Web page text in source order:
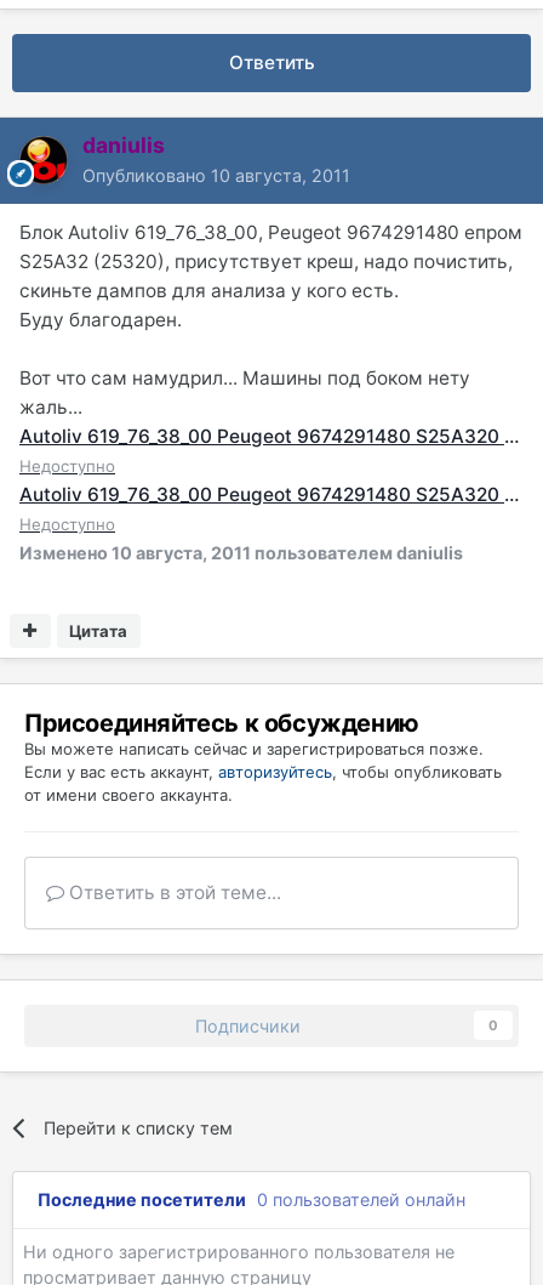
Ответить
daniulis
Опубликовано 10 августа, 2011
Блок Autoliv 619_76_38_00, Peugeot 9674291480 епром
S25А32 (25320), присутствует креш, надо почистить,
скиньте дампов для анализа у кого есть.
Буду благодарен.
Вот что сам намудрил... Машины под боком нету
жаль...
Autoliv 619_76_38_00 Peugeot 9674291480 S25A320 eprom crash ori.bin
Недоступно
Autoliv 619_76_38_00 Peugeot 9674291480 S25A320 eprom test.bin
Недоступно
Изменено 10 августа, 2011 пользователем daniulis
Цитата
Присоединяйтесь к обсуждению
Вы можете написать сейчас и зарегистрироваться позже.
Если у вас есть аккаунт, авторизуйтесь, чтобы опубликовать
от имени своего аккаунта.
Ответить в этой теме...
Подписчики 0
Перейти к списку тем
Последние посетители 0 пользователей онлайн
Ни одного зарегистрированного пользователя не
просматривает данную страницу